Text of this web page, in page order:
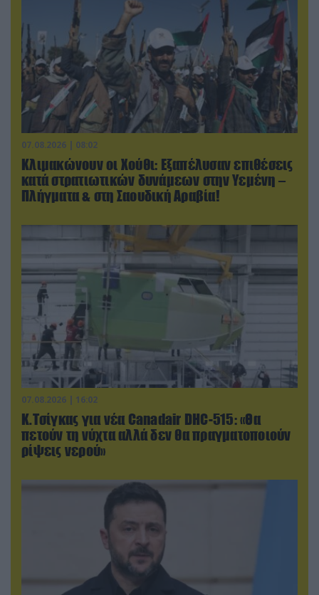
07.08.2026 | 08:02
Κλιμακώνουν οι Χούθι: Eξαπέλυσαν επιθέσεις
κατά στρατιωτικών δυνάμεων στην Υεμένη –
Πλήγματα & στη Σαουδική Αραβία!
07.08.2026 | 16:02
Κ.Τσίγκας για νέα Canadair DHC-515: «Θα
πετούν τη νύχτα αλλά δεν θα πραγματοποιούν
ρίψεις νερού»